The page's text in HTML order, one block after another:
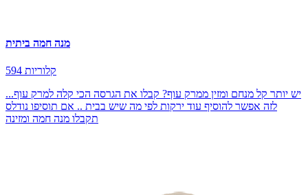
מנה חמה ביתית
594 קלוריות
יש יותר קל מנחם ומזין ממרק עוף? קבלו את הגרסה הכי קלה למרק עוף...
לזה אפשר להוסיף עוד ירקות לפי מה שיש בבית .. אם תוסיפו נודלס
תקבלו מנה חמה ומזינה